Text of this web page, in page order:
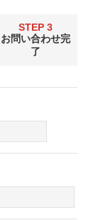
STEP 3
お問い合わせ完
了